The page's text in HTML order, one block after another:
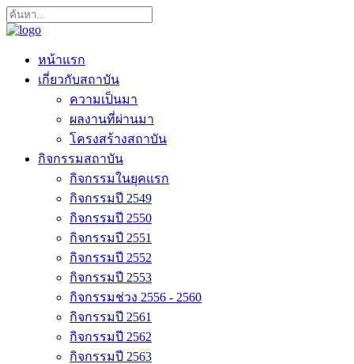
หน้าแรก
เกี่ยวกับสถาบัน
ความเป็นมา
ผลงานที่ผ่านมา
โครงสร้างสถาบัน
กิจกรรมสถาบัน
กิจกรรมในยุคแรก
กิจกรรมปี 2549
กิจกรรมปี 2550
กิจกรรมปี 2551
กิจกรรมปี 2552
กิจกรรมปี 2553
กิจกรรมช่วง 2556 - 2560
กิจกรรมปี 2561
กิจกรรมปี 2562
กิจกรรมปี 2563